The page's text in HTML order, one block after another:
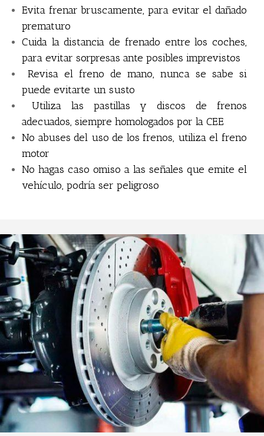
Evita frenar bruscamente, para evitar el dañado
prematuro
Cuida la distancia de frenado entre los coches,
para evitar sorpresas ante posibles imprevistos
Revisa el freno de mano, nunca se sabe si
puede evitarte un susto
Utiliza las pastillas y discos de frenos
adecuados, siempre homologados por la CEE
No abuses del uso de los frenos, utiliza el freno
motor
No hagas caso omiso a las señales que emite el
vehículo, podría ser peligroso